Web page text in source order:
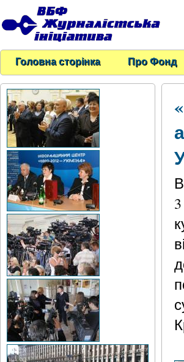
Головна сторінка Про Фонд